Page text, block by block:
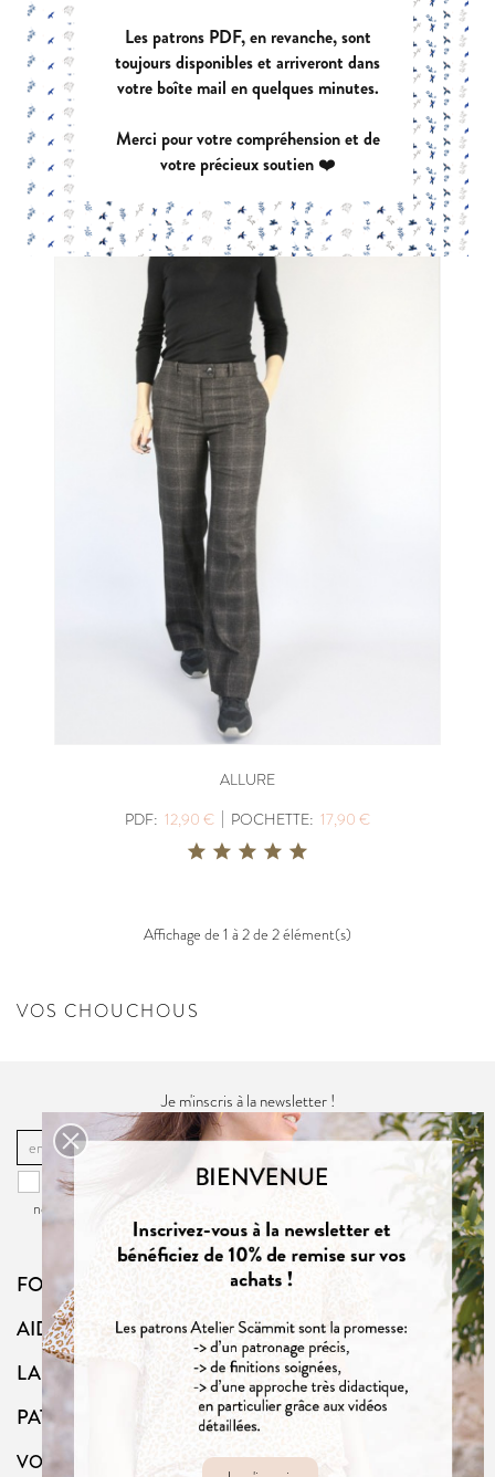
CALIFORNIA
PDF: 12,90 €|POCHETTE:17,90 €
ALLURE
PDF: 12,90 € | POCHETTE: 17,90 €
Affichage de 1 à 2 de 2 élément(s)
VOS CHOUCHOUS
Je m'inscris à la newsletter !
OK
Vous pouvez vous désinscrire à tout moment. Vous trouverez pour cela
nos informations de contact dans la
du site.
FOLLOW US
AIDE
LA BOUTIQUE
PATRONS
VOTRE COMPTE
Les patrons PDF, en revanche, sont
toujours disponibles et arriveront dans
votre boîte mail en quelques minutes.
Merci pour votre compréhension et de
votre précieux soutien ❤️